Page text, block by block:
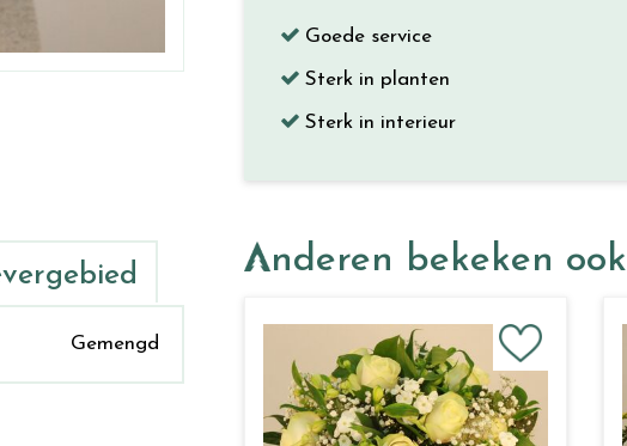
Goede service
Sterk in planten
Sterk in interieur
Gemengd
Anderen bekeken ook